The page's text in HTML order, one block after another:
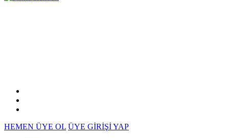
HEMEN ÜYE OL ÜYE GİRİŞİ YAP